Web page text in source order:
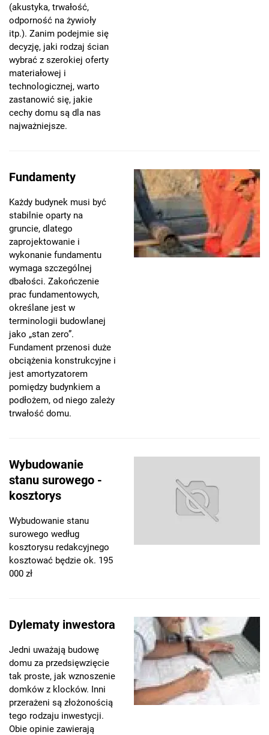
(akustyka, trwałość,
odporność na żywioły
itp.). Zanim podejmie się
decyzję, jaki rodzaj ścian
wybrać z szerokiej oferty
materiałowej i
technologicznej, warto
zastanowić się, jakie
cechy domu są dla nas
najważniejsze.
Fundamenty
Każdy budynek musi być
stabilnie oparty na
gruncie, dlatego
zaprojektowanie i
wykonanie fundamentu
wymaga szczególnej
dbałości. Zakończenie
prac fundamentowych,
określane jest w
terminologii budowlanej
jako „stan zero”.
Fundament przenosi duże
obciążenia konstrukcyjne i
jest amortyzatorem
pomiędzy budynkiem a
podłożem, od niego zależy
trwałość domu.
Wybudowanie
stanu surowego -
kosztorys
Wybudowanie stanu
surowego według
kosztorysu redakcyjnego
kosztować będzie ok. 195
000 zł
Dylematy inwestora
Jedni uważają budowę
domu za przedsięwzięcie
tak proste, jak wznoszenie
domków z klocków. Inni
przerażeni są złożonością
tego rodzaju inwestycji.
Obie opinie zawierają